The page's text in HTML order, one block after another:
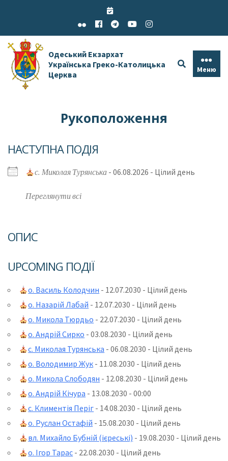
Одеський Екзархат
Українська Греко-Католицька
Церква
Меню
Рукоположення
НАСТУПНА ПОДІЯ
с. Миколая Турянська - 06.08.2026 - Цілий день
Переглянути всі
ОПИС
UPCOMING ПОДІЇ
о. Василь Колодчин - 12.07.2030 - Цілий день
о. Назарій Лабай - 12.07.2030 - Цілий день
о. Микола Тюрдьо - 22.07.2030 - Цілий день
о. Андрій Сирко - 03.08.2030 - Цілий день
с. Миколая Турянська - 06.08.2030 - Цілий день
о. Володимир Жук - 11.08.2030 - Цілий день
о. Микола Слободян - 12.08.2030 - Цілий день
о. Андрій Кічура - 13.08.2030 - 00:00
с. Климентія Періг - 14.08.2030 - Цілий день
о. Руслан Остафій - 15.08.2030 - Цілий день
вл. Михайло Бубній (ієреські) - 19.08.2030 - Цілий день
о. Ігор Тарас - 22.08.2030 - Цілий день